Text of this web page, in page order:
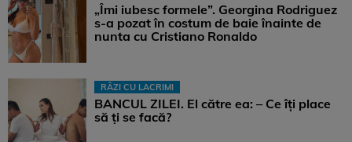
„Îmi iubesc formele”. Georgina Rodriguez
s-a pozat în costum de baie înainte de
nunta cu Cristiano Ronaldo
RÂZI CU LACRIMI
BANCUL ZILEI. El către ea: – Ce îți place
să ți se facă?